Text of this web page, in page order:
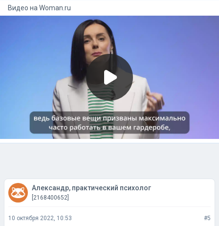
Видео на woman.ru
Александр, практический психолог
[2168400652]
10 октября 2022, 10:53 #5